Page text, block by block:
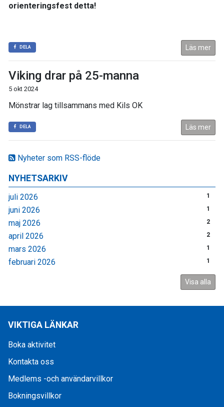
Nyheter som RSS-flöde
NYHETSARKIV
juli 2026 1
juni 2026 1
maj 2026 2
april 2026 2
mars 2026 1
februari 2026 1
Visa alla
orienteringsfest detta!
DELA Läs mer
Viking drar på 25-manna
5 okt 2024
Mönstrar lag tillsammans med Kils OK
DELA Läs mer
VIKTIGA LÄNKAR
Boka aktivitet
Kontakta oss
Medlems -och användarvillkor
Bokningsvillkor